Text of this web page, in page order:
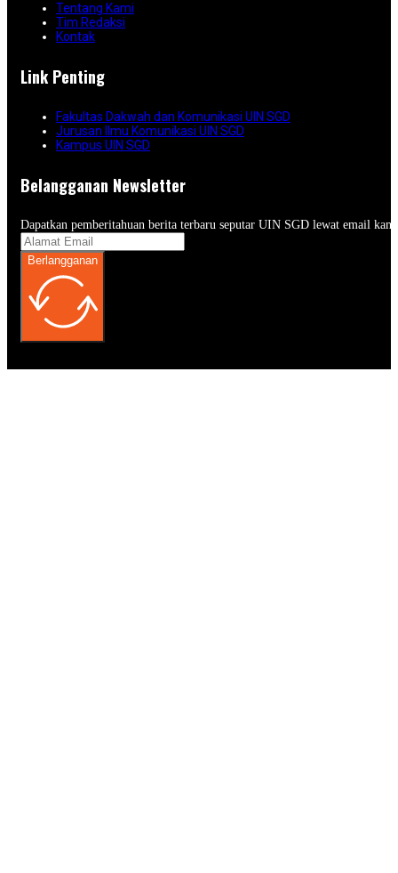
Tentang Kami
Tim Redaksi
Kontak
Link Penting
Fakultas Dakwah dan Komunikasi UIN SGD
Jurusan Ilmu Komunikasi UIN SGD
Kampus UIN SGD
Belangganan Newsletter
Dapatkan pemberitahuan berita terbaru seputar UIN SGD lewat email
Berlangganan